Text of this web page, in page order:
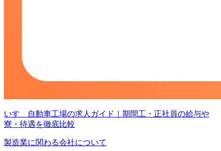
いすゞ自動車工場の求人ガイド｜期間工・正社員の給与や
寮・待遇を徹底比較
製造業に関わる会社について